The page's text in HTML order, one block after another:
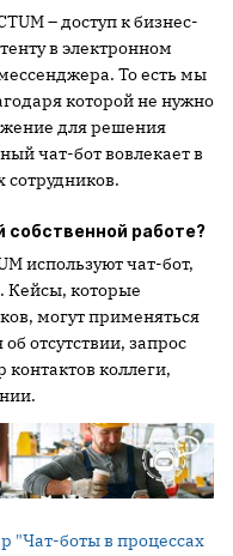
– доступ к бизнес-
в электронном
То есть мы
которой не нужно
для решения
чат-бот вовлекает в
сотрудников.
собственной работе?
используют чат-бот,
Кейсы, которые
могут применяться
отсутствии, запрос
контактов коллеги,
"Чат-боты в процессах